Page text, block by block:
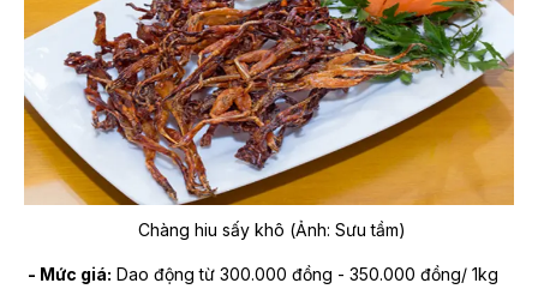
Chàng hiu sấy khô (Ảnh: Sưu tầm)
- Mức giá: Dao động từ 300.000 đồng - 350.000 đồng/ 1kg